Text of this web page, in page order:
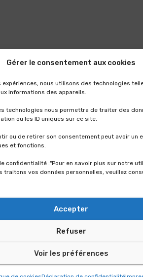
Gérer le consentement aux cookies
expériences, nous utilisons des technologies
informations des appareils.
technologies nous permettra de traiter des
ou les ID uniques sur ce site.
ou de retirer son consentement peut avoir un
et fonctions.
confidentialité :"Pour en savoir plus sur notre
traitons vos données personnelles, veuillez
Accepter
Refuser
Voir les préférences